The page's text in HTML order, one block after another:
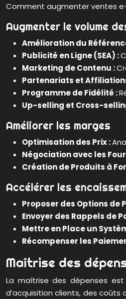
Comment augmenter ventes
Augmenter le volume
Amélioration du
Publicité en Ligne (SEA) :
Marketing de Contenu :
Partenariats et
Programme de Fidélité :
Up-selling et Cross-
Améliorer les marges
Optimisation des Prix :
Négociation avec les
Création de Produits à
Accélérer les
Proposer des Options de
Envoyer des Rappels de
Mettre en Place un
Récompenser les
Maîtrise des
La maîtrise des dépenses
d’acquisition clients, des